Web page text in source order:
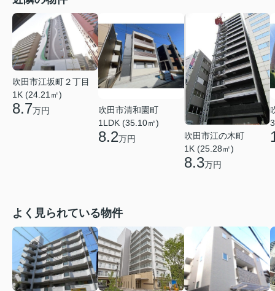
吹田市江坂町２丁目
1K (24.21㎡)
8.7万円
吹田市清和園町
1LDK (35.10㎡)
8.2万円
吹田市江の木町
1K (25.28㎡)
8.3万円
よく見られている物件